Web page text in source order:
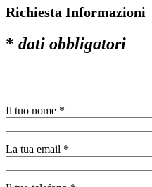
Richiesta Informazioni
* dati obbligatori
Il tuo nome *
La tua email *